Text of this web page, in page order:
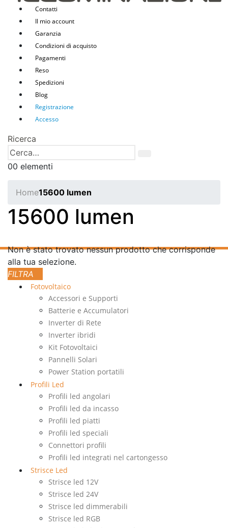
Contatti
Il mio account
Garanzia
Condizioni di acquisto
Pagamenti
Reso
Spedizioni
Blog
Registrazione
Accesso
Ricerca
00 elementi
Home15600 lumen
15600 lumen
Non è stato trovato nessun prodotto che corrisponde
alla tua selezione.
Fotovoltaico
Accessori e Supporti
Batterie e Accumulatori
Inverter di Rete
Inverter ibridi
Kit Fotovoltaici
Pannelli Solari
Power Station portatili
Profili Led
Profili led angolari
Profili led da incasso
Profili led piatti
Profili led speciali
Connettori profili
Profili led integrati nel cartongesso
Strisce Led
Strisce led 12V
Strisce led 24V
Strisce led dimmerabili
Strisce led RGB